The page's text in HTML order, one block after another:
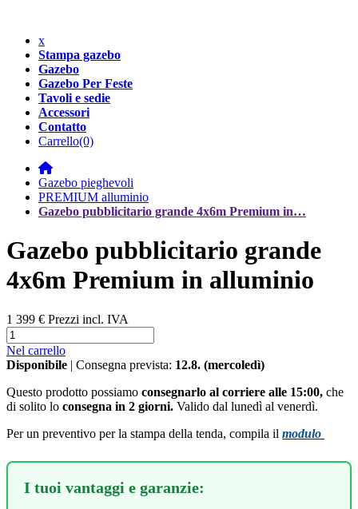
x
Stampa gazebo
Gazebo
Gazebo Per Feste
Tavoli e sedie
Accessori
Contatto
Carrello(0)
Gazebo pieghevoli
PREMIUM alluminio
Gazebo pubblicitario grande 4x6m Premium in…
Gazebo pubblicitario grande
4x6m Premium in alluminio
1 399 € Prezzi incl. IVA
Nel carrello
Disponibile | Consegna prevista: 12.8. (mercoledì)
Questo prodotto possiamo consegnarlo al corriere alle 15:00, che
di solito lo consegna in 2 giorni. Valido dal lunedì al venerdì.
Per un preventivo per la stampa della tenda, compila il modulo
I tuoi vantaggi e garanzie: